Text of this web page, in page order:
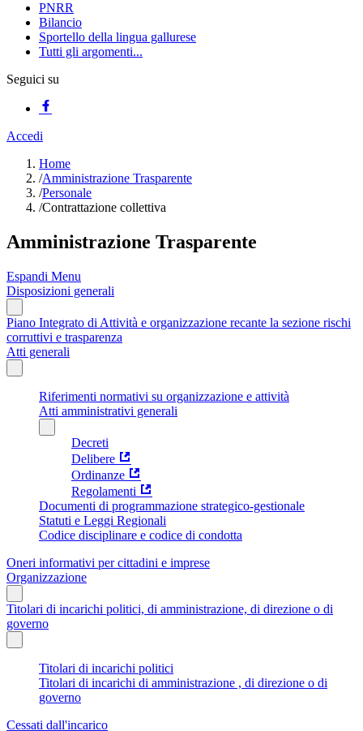
PNRR
Bilancio
Sportello della lingua gallurese
Tutti gli argomenti...
Seguici su
Accedi
Home
/Amministrazione Trasparente
/Personale
/Contrattazione collettiva
Amministrazione Trasparente
Espandi Menu
Disposizioni generali
Piano Integrato di Attività e organizzazione recante la sezione rischi
corruttivi e trasparenza
Atti generali
Riferimenti normativi su organizzazione e attività
Atti amministrativi generali
Decreti
Delibere
Ordinanze
Regolamenti
Documenti di programmazione strategico-gestionale
Statuti e Leggi Regionali
Codice disciplinare e codice di condotta
Oneri informativi per cittadini e imprese
Organizzazione
Titolari di incarichi politici, di amministrazione, di direzione o di
governo
Titolari di incarichi politici
Titolari di incarichi di amministrazione , di direzione o di
governo
Cessati dall'incarico